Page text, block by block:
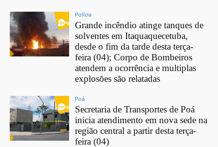
Polícia
Grande incêndio atinge tanques de
solventes em Itaquaquecetuba,
desde o fim da tarde desta terça-
feira (04); Corpo de Bombeiros
atendem a ocorrência e multiplas
explosões são relatadas
Poá
Secretaria de Transportes de Poá
inicia atendimento em nova sede na
região central a partir desta terça-
feira (04)